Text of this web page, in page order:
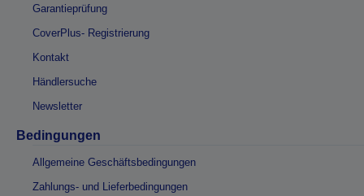
Garantieprüfung
CoverPlus- Registrierung
Kontakt
Händlersuche
Newsletter
Bedingungen
Allgemeine Geschäftsbedingungen
Zahlungs- und Lieferbedingungen